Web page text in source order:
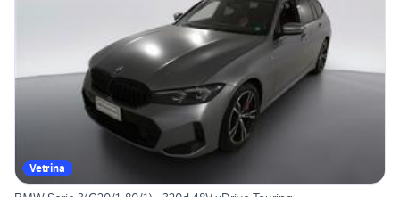
Vetrina